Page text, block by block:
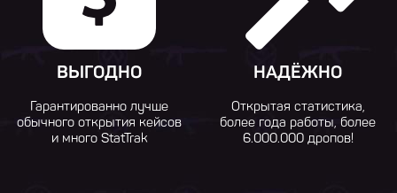
ВЫГОДНО
Гарантированно лучше
обычного открытия кейсов
и много StatTrak
НАДЁЖНО
Открытая статистика,
более года работы, более
6.000.000 дропов!